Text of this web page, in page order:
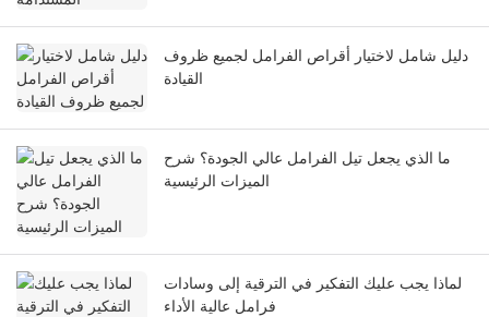
دليل شامل لاختيار أقراص الفرامل لجميع ظروف
القيادة
ما الذي يجعل تيل الفرامل عالي الجودة؟ شرح
الميزات الرئيسية
لماذا يجب عليك التفكير في الترقية إلى وسادات
فرامل عالية الأداء